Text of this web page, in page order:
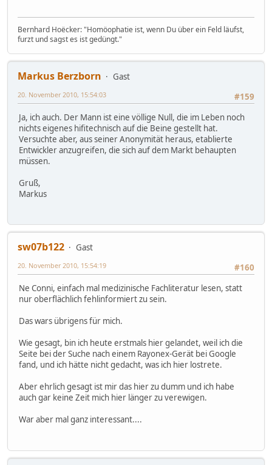
Bernhard Hoëcker: "Homöophatie ist, wenn Du über ein Feld läufst,
furzt und sagst es ist gedüngt."
Markus Berzborn
Gast
#159
20. November 2010, 15:54:03
Ja, ich auch. Der Mann ist eine völlige Null, die im Leben noch
nichts eigenes hifitechnisch auf die Beine gestellt hat.
Versuchte aber, aus seiner Anonymität heraus, etablierte
Entwickler anzugreifen, die sich auf dem Markt behaupten
müssen.
Gruß,
Markus
sw07b122
Gast
#160
20. November 2010, 15:54:19
Ne Conni, einfach mal medizinische Fachliteratur lesen, statt
nur oberflächlich fehlinformiert zu sein.
Das wars übrigens für mich.
Wie gesagt, bin ich heute erstmals hier gelandet, weil ich die
Seite bei der Suche nach einem Rayonex-Gerät bei Google
fand, und ich hätte nicht gedacht, was ich hier lostrete.
Aber ehrlich gesagt ist mir das hier zu dumm und ich habe
auch gar keine Zeit mich hier länger zu verewigen.
War aber mal ganz interessant....